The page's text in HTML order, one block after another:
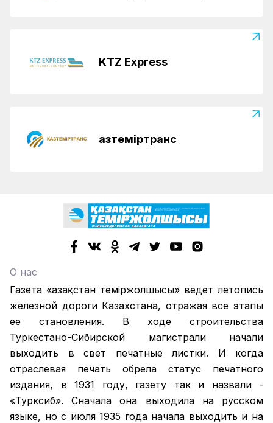
KTZ Express
Қазтеміртранс
О нас
Газета «Қазақстан теміржолшысы» ведет летопись
железной дороги Казахстана, отражая все этапы
ее становления. В ходе строительства
Туркестано-Сибирской магистрали начали
выходить в свет печатные листки. И когда
отраслевая печать обрела статус печатного
издания, в 1931 году, газету так и назвали -
«Турксиб». Сначала она выходила на русском
языке, но с июля 1935 года начала выходить и на